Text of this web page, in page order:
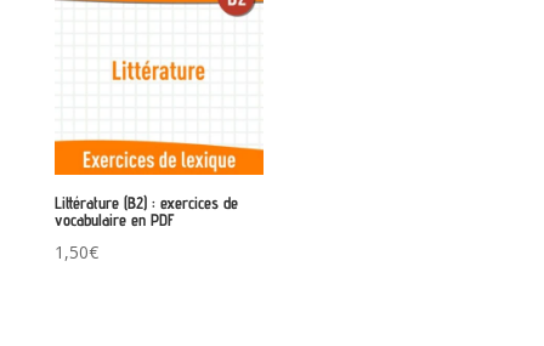
Littérature (B2) : exercices de
vocabulaire en PDF
1,50€